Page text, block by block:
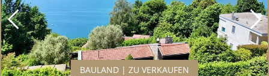
BAULAND | ZU VERKAUFEN